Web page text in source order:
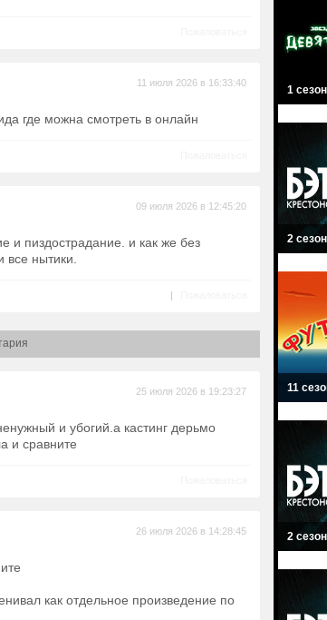
11 июля 2026 в 16:33:40
где можна смотреть в онлайн
09 июля 2026 в 12:45:20
и пиздострадание. и как же без
нытики.
|
25 июля 2026 в 19:23:27
и убогий.а кастинг дерьмо
и сравните
26 июля 2026 в 14:28:45
как отдельное произведение по
1
2
11
2